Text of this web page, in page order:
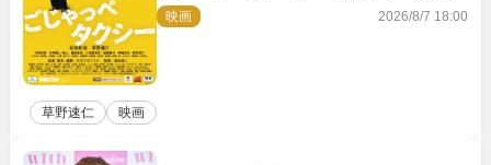
ー』10月公開＆予告解禁
映画 2026/8/7 18:00
草野速仁 映画